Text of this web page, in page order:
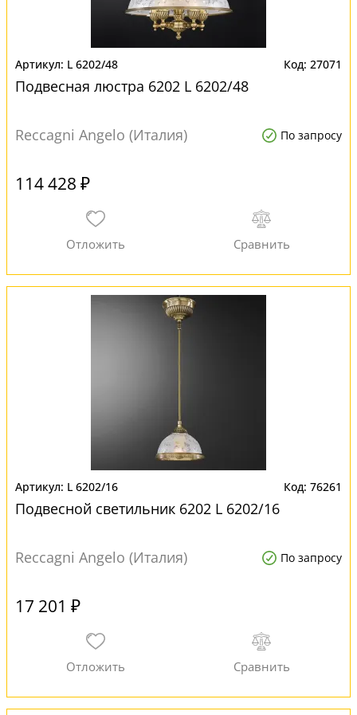
L 6202/48 27071
Подвесная люстра 6202 L 6202/48
Reccagni Angelo (Италия) По запросу
114 428 ₽
L 6202/16 76261
Подвесной светильник 6202 L 6202/16
Reccagni Angelo (Италия) По запросу
17 201 ₽